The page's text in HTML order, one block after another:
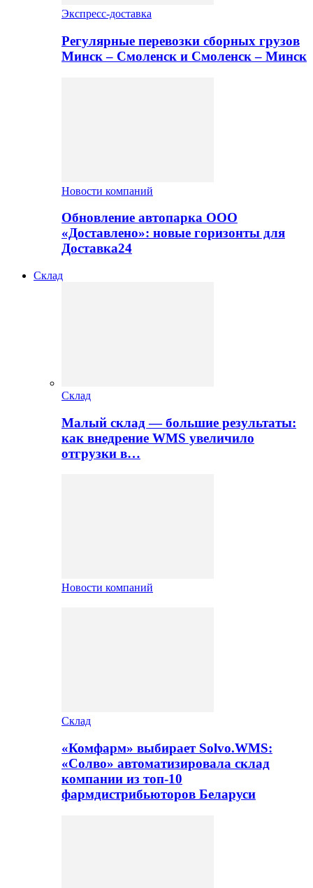
Экспресс-доставка
Регулярные перевозки сборных грузов
Минск – Смоленск и Смоленск – Минск
Новости компаний
Обновление автопарка ООО
«Доставлено»: новые горизонты для
Доставка24
Склад
Склад
Малый склад — большие результаты:
как внедрение WMS увеличило
отгрузки в…
Новости компаний
Склад
«Комфарм» выбирает Solvo.WMS:
«Солво» автоматизировала склад
компании из топ-10
фармдистрибьюторов Беларуси